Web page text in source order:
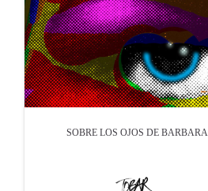
SOBRE LOS OJOS DE BARBARA